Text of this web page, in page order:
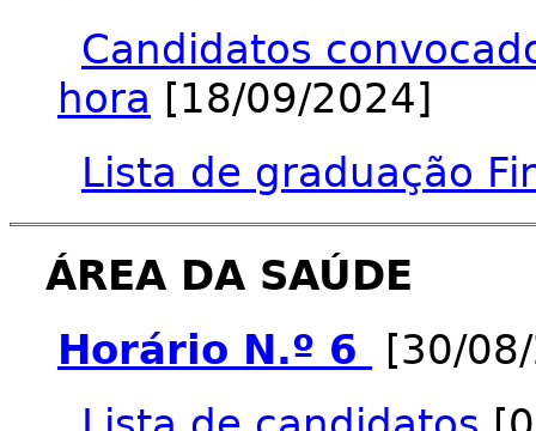
Candidatos
hora [18/09/2024]
Lista de graduação
ÁREA DA SAÚDE
Horário N.º 6
[30/